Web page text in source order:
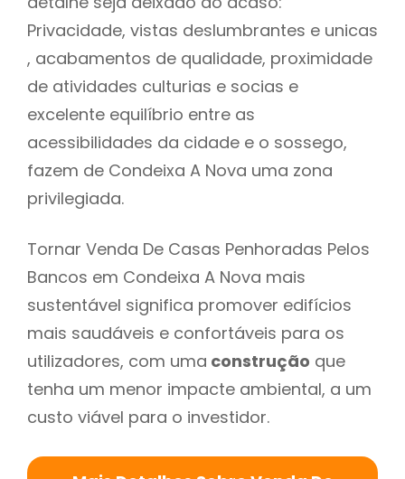
Privacidade, vistas deslumbrantes e unicas
, acabamentos de qualidade, proximidade
de atividades culturias e socias e
excelente equilíbrio entre as
acessibilidades da cidade e o sossego,
fazem de Condeixa A Nova uma zona
privilegiada.
Tornar Venda De Casas Penhoradas Pelos
Bancos em Condeixa A Nova mais
sustentável significa promover edifícios
mais saudáveis e confortáveis para os
utilizadores, com uma construção que
tenha um menor impacte ambiental, a um
custo viável para o investidor.